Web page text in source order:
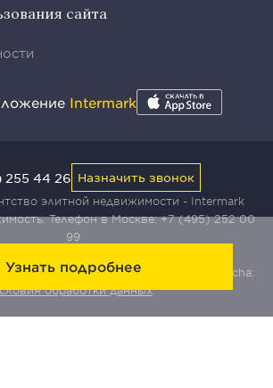
Узнать подробнее
сайта
Intermark
элитной недвижимости - Intermark
Телефон в Москве:+7 (495) 252 00
99
помощью сервиса Yandex SmartCaptcha:
обработки данных.
255 44 26 Назначить звонок